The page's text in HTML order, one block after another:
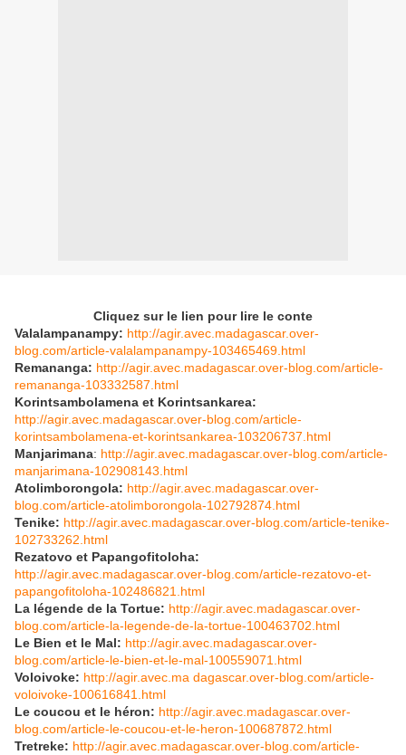
Cliquez sur le lien pour lire le conte
Valalampanampy: http://agir.avec.madagascar.over-
blog.com/article-valalampanampy-103465469.html
Remananga: http://agir.avec.madagascar.over-blog.com/article-
remananga-103332587.html
Korintsambolamena et Korintsankarea:
http://agir.avec.madagascar.over-blog.com/article-
korintsambolamena-et-korintsankarea-103206737.html
Manjarimana: http://agir.avec.madagascar.over-blog.com/article-
manjarimana-102908143.html
Atolimborongola: http://agir.avec.madagascar.over-
blog.com/article-atolimborongola-102792874.html
Tenike: http://agir.avec.madagascar.over-blog.com/article-tenike-
102733262.html
Rezatovo et Papangofitoloha:
http://agir.avec.madagascar.over-blog.com/article-rezatovo-et-
papangofitoloha-102486821.html
La légende de la Tortue: http://agir.avec.madagascar.over-
blog.com/article-la-legende-de-la-tortue-100463702.html
Le Bien et le Mal: http://agir.avec.madagascar.over-
blog.com/article-le-bien-et-le-mal-100559071.html
Voloivoke: http://agir.avec.ma dagascar.over-blog.com/article-
voloivoke-100616841.html
Le coucou et le héron: http://agir.avec.madagascar.over-
blog.com/article-le-coucou-et-le-heron-100687872.html
Tretreke: http://agir.avec.madagascar.over-blog.com/article-